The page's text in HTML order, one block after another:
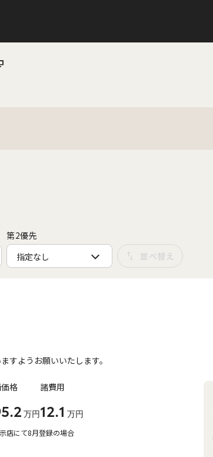
第2優先
指定なし
すようお願いいたします。
格
.2 万円
諸費用
12.1 万円
店にて8月登録の場合